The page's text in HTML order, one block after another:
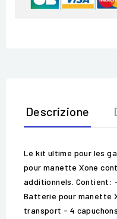
Descrizione
Le kit ultime pour les
pour manette Xone
additionnels. Contient:
Batterie pour manette
transport - 4